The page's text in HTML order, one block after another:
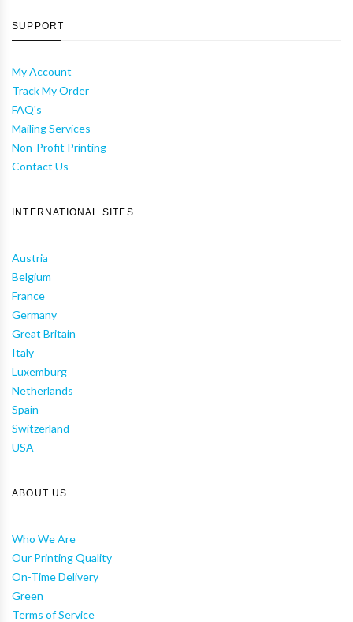
SUPPORT
My Account
Track My Order
FAQ's
Mailing Services
Non-Profit Printing
Contact Us
INTERNATIONAL SITES
Austria
Belgium
France
Germany
Great Britain
Italy
Luxemburg
Netherlands
Spain
Switzerland
USA
ABOUT US
Who We Are
Our Printing Quality
On-Time Delivery
Green
Terms of Service